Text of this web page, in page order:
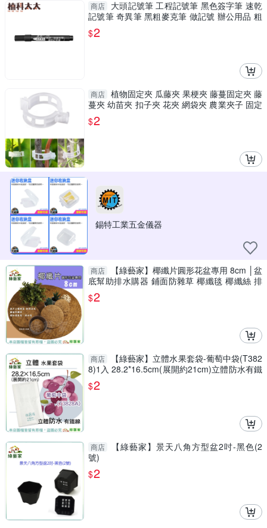
商店
大頭記號筆 工程記號筆 黑色簽字筆 速乾
記號筆 奇異筆 黑粗麥克筆 做記號 辦公用品 粗
黑筆 BHMPB
$2
商店 植物固定夾 瓜藤夾 果梗夾 藤蔓固定夾 藤
蔓夾 幼苗夾 扣子夾 花夾 網袋夾 農業夾子 固定
扣
$2
錫特工業五金儀器
商店
【綠藝家】椰纖片圓形花盆專用 8cm │盆
底幫助排水購器 鋪面防雜草 椰纖毯 椰纖絲 排
水 透氣
$2
商店
【綠藝家】立體水果套袋-葡萄中袋(T382
8)1入 28.2*16.5cm(展開約21cm)立體防水有鐵
線
$2
商店
【綠藝家】景天八角方型盆2吋-黑色(2
號)
$2